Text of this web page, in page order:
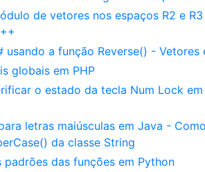
de vetores nos espaços R2 e
a função Reverse() - Vetores
globais em PHP
o estado da tecla Num Lock
letras maiúsculas em Java -
da classe String
das funções em Python